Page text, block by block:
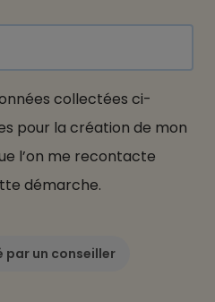
collectées ci-
pour la création de mon
l’on me recontacte
démarche.
par un conseiller